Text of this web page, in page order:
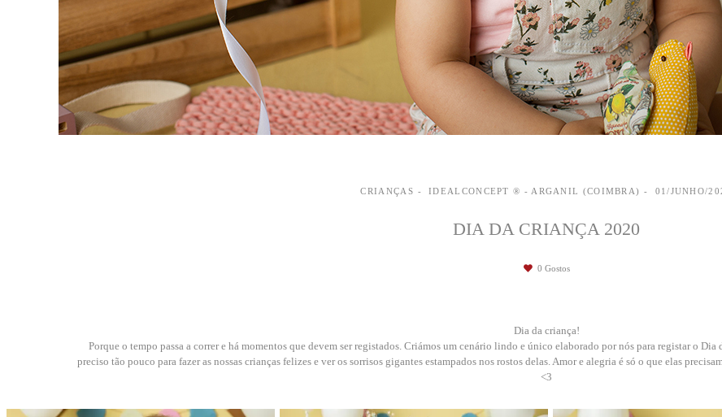
CRIANÇAS IDEALCONCEPT ® - ARGANIL (COIMBRA) 01/JUNHO/
DIA DA CRIANÇA 2020
0 Gostos
Dia da criança!
Porque o tempo passa a correr e há momentos que devem ser registados. Criámos um cenário lindo e único elaborado por nós para registar o Dia
preciso tão pouco para fazer as nossas crianças felizes e ver os sorrisos gigantes estampados nos rostos delas. Amor e alegria é só o que elas
<3